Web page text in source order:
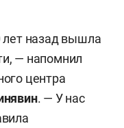
лет назад вышла
— напомнил
центра
. — У нас